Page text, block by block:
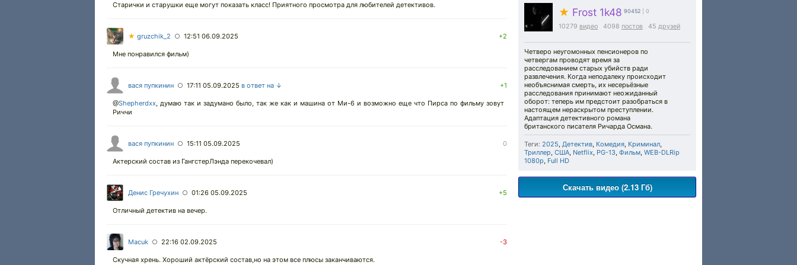
★ Frost 1k48 90452 | 0
10279 видео 4098 постов 45 друзей
Четверо неугомонных пенсионеров по
четвергам проводят время за
расследованием старых убийств ради
развлечения. Когда неподалеку происходит
необъяснимая смерть, их несерьёзные
расследования принимают неожиданный
оборот: теперь им предстоит разобраться в
настоящем нераскрытом преступлении.
Адаптация детективного романа
британского писателя Ричарда Османа.
Теги: 2025, Детектив, Комедия, Криминал,
Триллер, США, Netflix, PG-13, Фильм, WEB-DLRip
1080p, Full HD
Скачать видео (2.13 Гб)
Старички и старушки еще могут показать класс! Приятного просмотра для любителей детективов.
★ gruzchik_2 ○ 12:51 06.09.2025 +2
Мне понравился фильм)
вася пупкинин ○ 17:11 05.09.2025 в ответ на ↓ +1
@Shepherdxx, думаю так и задумано было, так же как и машина от Ми-6 и возможно еще что Пирса по фильму зовут
Риччи
вася пупкинин ○ 15:11 05.09.2025 0
Актерский состав из ГангстерЛэнда перекочевал)
Денис Гречухин ○ 01:26 05.09.2025 +5
Отличный детектив на вечер.
Macuk ○ 22:16 02.09.2025 -3
Скучная хрень. Хороший актёрский состав,но на этом все плюсы заканчиваются.